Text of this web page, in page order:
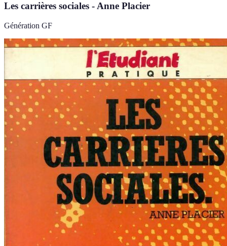
Les carrières sociales - Anne Placier
Génération GF